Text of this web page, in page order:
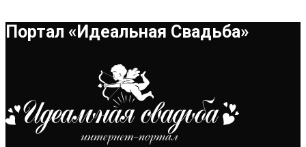
Портал «Идеальная Свадьба»